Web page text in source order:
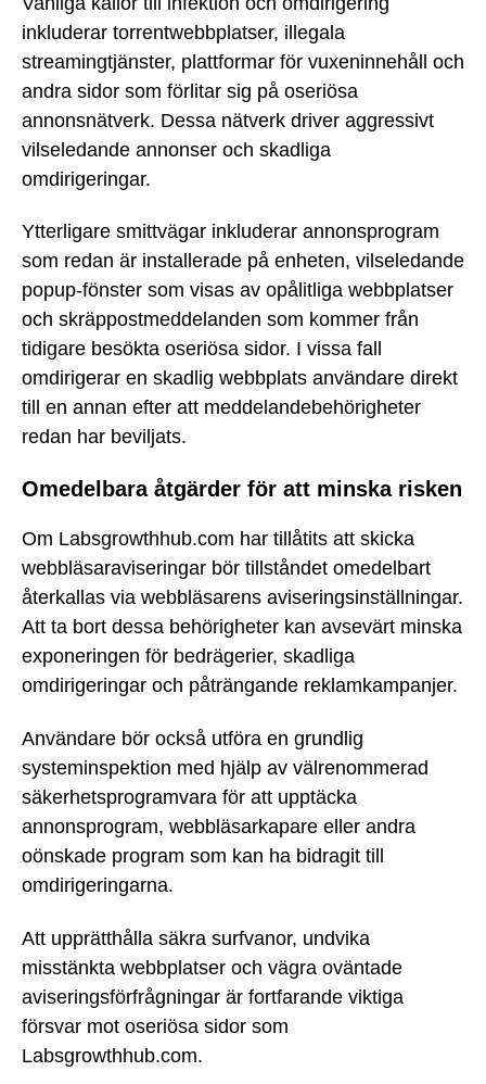
inkluderar torrentwebbplatser, illegala
streamingtjänster, plattformar för vuxeninnehåll och
andra sidor som förlitar sig på oseriösa
annonsnätverk. Dessa nätverk driver aggressivt
vilseledande annonser och skadliga
omdirigeringar.
Ytterligare smittvägar inkluderar annonsprogram
som redan är installerade på enheten, vilseledande
popup-fönster som visas av opålitliga webbplatser
och skräppostmeddelanden som kommer från
tidigare besökta oseriösa sidor. I vissa fall
omdirigerar en skadlig webbplats användare direkt
till en annan efter att meddelandebehörigheter
redan har beviljats.
Omedelbara åtgärder för att minska risken
Om Labsgrowthhub.com har tillåtits att skicka
webbläsaraviseringar bör tillståndet omedelbart
återkallas via webbläsarens aviseringsinställningar.
Att ta bort dessa behörigheter kan avsevärt minska
exponeringen för bedrägerier, skadliga
omdirigeringar och påträngande reklamkampanjer.
Användare bör också utföra en grundlig
systeminspektion med hjälp av välrenommerad
säkerhetsprogramvara för att upptäcka
annonsprogram, webbläsarkapare eller andra
oönskade program som kan ha bidragit till
omdirigeringarna.
Att upprätthålla säkra surfvanor, undvika
misstänkta webbplatser och vägra oväntade
aviseringsförfrågningar är fortfarande viktiga
försvar mot oseriösa sidor som
Labsgrowthhub.com.